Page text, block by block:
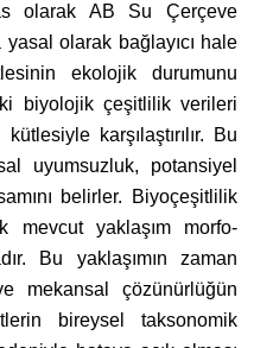
olarak AB Su Çerçeve
yasal olarak bağlayıcı hale
ekolojik durumunu
biyolojik çeşitlilik verileri
karşılaştırılır. Bu
uyumsuzluk, potansiyel
belirler. Biyoçeşitlilik
mevcut yaklaşım morfo-
Bu yaklaşımın zaman
mekansal çözünürlüğün
bireysel taksonomik